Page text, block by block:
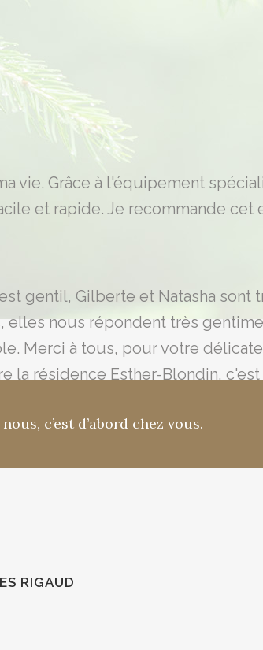
vie. Grâce à l'équipement
et rapide. Je recommande cet
gentil, Gilberte et Natasha sont
nous répondent très
Merci à tous, pour votre
la résidence Esther-Blondin,
avons apprécié votre
c’est d’abord chez vous.
RIGAUD